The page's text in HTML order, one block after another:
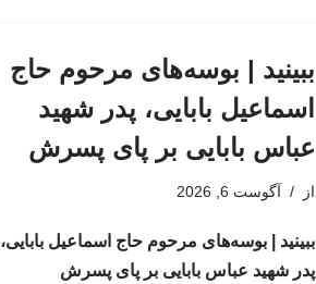
ببینید | بوسه‌های مرحوم حاج
اسماعیل بابایی، پدر شهید
عباس بابایی بر پای پسرش
از آگوست 6, 2026
ببینید | بوسه‌های مرحوم حاج اسماعیل بابایی،
پدر شهید عباس بابایی بر پای پسرش